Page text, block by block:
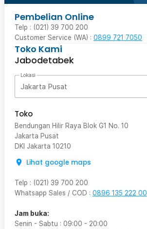
Pembelian Online
Telp : (021) 39 700 200
Customer Service (WA) : 0899 721 7050
Toko Kami
Jabodetabek
Lokasi
Jakarta Pusat
Toko
Bendungan Hilir Raya Blok G1 No. 10
Jakarta Pusat
DKI Jakarta 10210
Lihat google maps
Telp : (021) 39 700 200
Whatsapp Sales / COD : 0896 135 222 00
Jam buka:
Senin - Sabtu : 09:00 - 20:00